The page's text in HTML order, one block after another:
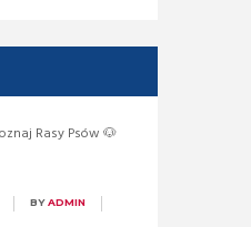
Rasy Psów 🐶
BYADMIN